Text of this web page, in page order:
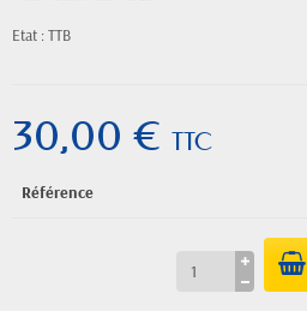
Etat : TTB
30,00 € TTC
Référence